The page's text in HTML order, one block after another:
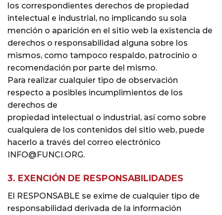
los correspondientes derechos de propiedad
intelectual e industrial, no implicando su sola
mención o aparición en el sitio web la existencia de
derechos o responsabilidad alguna sobre los
mismos, como tampoco respaldo, patrocinio o
recomendación por parte del mismo.
Para realizar cualquier tipo de observación
respecto a posibles incumplimientos de los
derechos de
propiedad intelectual o industrial, así como sobre
cualquiera de los contenidos del sitio web, puede
hacerlo a través del correo electrónico
INFO@FUNCI.ORG.
3. EXENCIÓN DE RESPONSABILIDADES
El RESPONSABLE se exime de cualquier tipo de
responsabilidad derivada de la información